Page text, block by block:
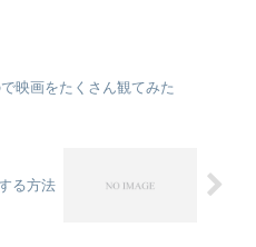
映画をたくさん観てみた
る方法